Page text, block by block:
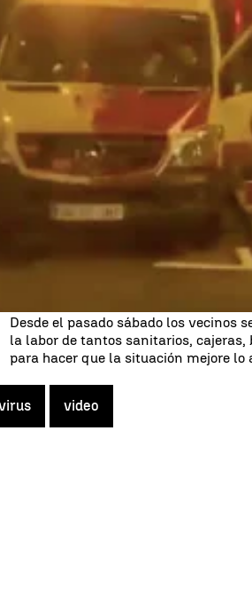
Noticias
17 de marzo de 2020, 10:34
En la noche de este luneslos
a los sanitarios que
están velando
infectados por coronavirus en
Emergencias Madrid ha publicado
escucha los aplausos de los
aplausos agradeciendo la labor que
durante el estado de alarma
Desde el pasado sábado los vecinos
la labor de tantos sanitarios,
para hacer que la situación mejore lo
video